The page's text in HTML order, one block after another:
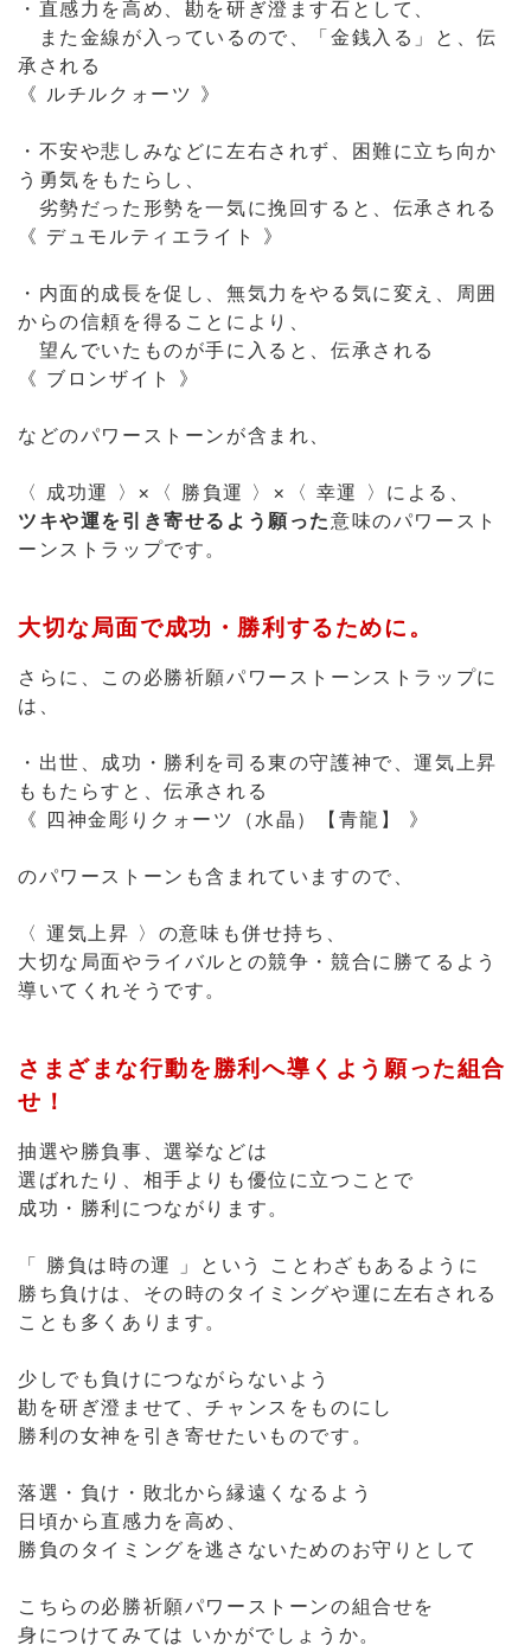
劣勢だった形勢を一気に挽回すると、伝承される
《 デュモルティエライト 》
・内面的成長を促し、無気力をやる気に変え、周囲
からの信頼を得ることにより、
望んでいたものが手に入ると、伝承される
《 ブロンザイト 》
などのパワーストーンが含まれ、
〈 成功運 〉×〈 勝負運 〉×〈 幸運 〉による、
ツキや運を引き寄せるよう願った
意味のパワースト
ーンストラップです。
大切な局面で成功・勝利するために。
さらに、この必勝祈願パワーストーンストラップに
は、
《 四神金彫りクォーツ（水晶）【青龍】 》
のパワーストーンも含まれていますので、
〈 運気上昇 〉の意味も併せ持ち、
大切な局面やライバルとの競争・競合に勝てるよう
導いてくれそうです。
さまざまな行動を勝利へ導くよう願った組合
せ！
抽選や勝負事、選挙などは
選ばれたり、相手よりも優位に立つことで
「 勝負は時の運 」という ことわざもあるように
勝ち負けは、その時のタイミングや運に左右される
ことも多くあります。
少しでも負けにつながらないよう
勘を研ぎ澄ませて、チャンスをものにし
勝利の女神を引き寄せたいものです。
落選・負け・敗北から縁遠くなるよう
日頃から直感力を高め、
勝負のタイミングを逃さないためのお守りとして
こちらの必勝祈願パワーストーンの組合せを
身につけてみては いかがでしょうか。
洗練されたブラウンカラーのデザイン♪
身につける人に勝負に挑む心強さをもたらしてくれ
そうなデザインです。